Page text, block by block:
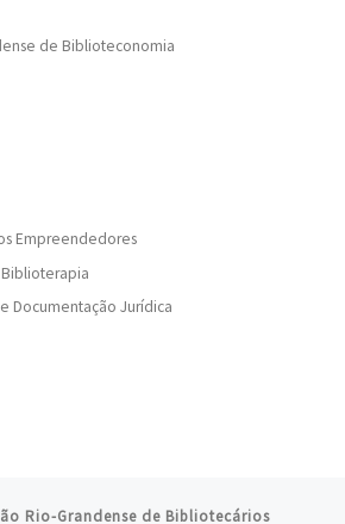
de Biblioteconomia
Empreendedores
Documentação Jurídica
Rio-Grandense de Bibliotecários